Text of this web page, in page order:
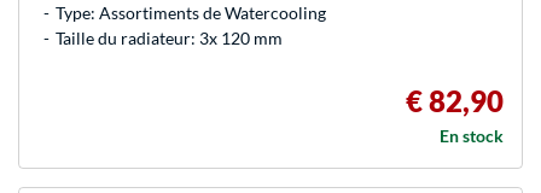
Type: Assortiments de Watercooling
Taille du radiateur: 3x 120 mm
€ 82,90
En stock